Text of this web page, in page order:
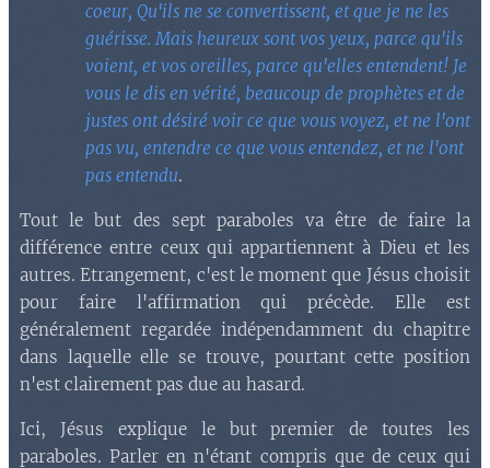
coeur, Qu'ils ne se convertissent, et que je ne les
guérisse. Mais heureux sont vos yeux, parce qu'ils
voient, et vos oreilles, parce qu'elles entendent! Je
vous le dis en vérité, beaucoup de prophètes et de
justes ont désiré voir ce que vous voyez, et ne l'ont
pas vu, entendre ce que vous entendez, et ne l'ont
pas entendu.
Tout le but des sept paraboles va être de faire la
différence entre ceux qui appartiennent à Dieu et les
autres. Etrangement, c'est le moment que Jésus choisit
pour faire l'affirmation qui précède. Elle est
généralement regardée indépendamment du chapitre
dans laquelle elle se trouve, pourtant cette position
n'est clairement pas due au hasard.
Ici, Jésus explique le but premier de toutes les
paraboles. Parler en n'étant compris que de ceux qui